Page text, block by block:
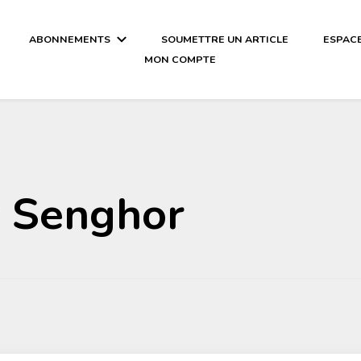
njaay.com littérature
ABONNEMENTS SOUMETTRE UN ARTICLE
MON COMPTE